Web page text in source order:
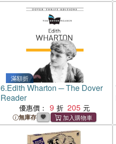
滿額折
6.Edith Wharton ─ The Dover
Reader
優惠價： 9 205
無庫存